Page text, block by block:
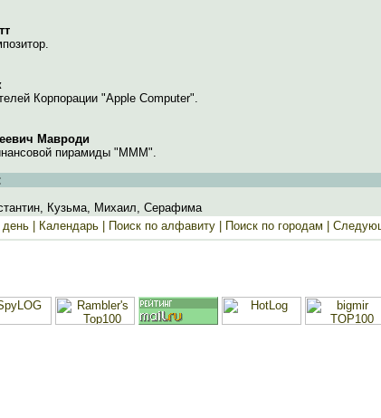
Корпорации "Apple Computer".
Мавроди
пирамиды "МММ".
Кузьма, Михаил, Серафима
| Календарь | Поиск по алфавиту | Поиск по городам |